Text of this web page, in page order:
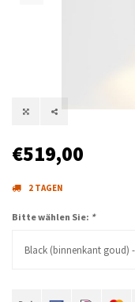
€519,00
2 TAGEN
Bitte wählen Sie: *
Black (binnenkant goud)